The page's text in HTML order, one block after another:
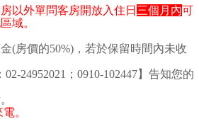
以外單問客房開放入住日 三個月內可
域。
(房價的50%)，若於保留時間內未收
24952021；0910-102447】告知您的
。